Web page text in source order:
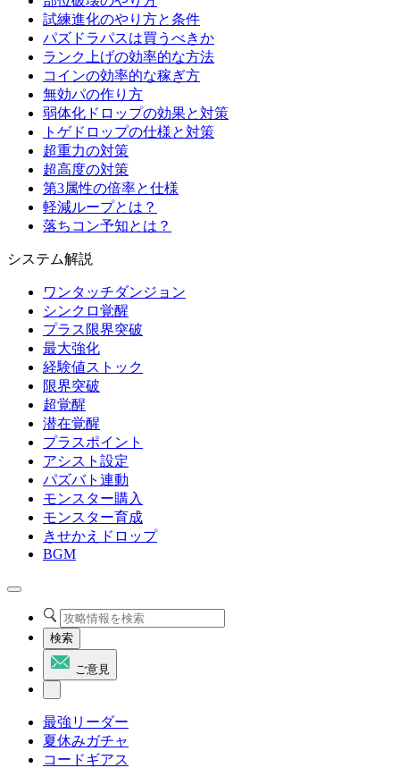
試練進化のやり方と条件
パズドラパスは買うべきか
ランク上げの効率的な方法
コインの効率的な稼ぎ方
無効パの作り方
弱体化ドロップの効果と対策
トゲドロップの仕様と対策
超重力の対策
超高度の対策
第3属性の倍率と仕様
軽減ループとは？
落ちコン予知とは？
システム解説
ワンタッチダンジョン
シンクロ覚醒
プラス限界突破
最大強化
経験値ストック
限界突破
超覚醒
潜在覚醒
プラスポイント
アシスト設定
パズバト連動
モンスター購入
モンスター育成
きせかえドロップ
BGM
検索
ご意見
最強リーダー
夏休みガチャ
コードギアス